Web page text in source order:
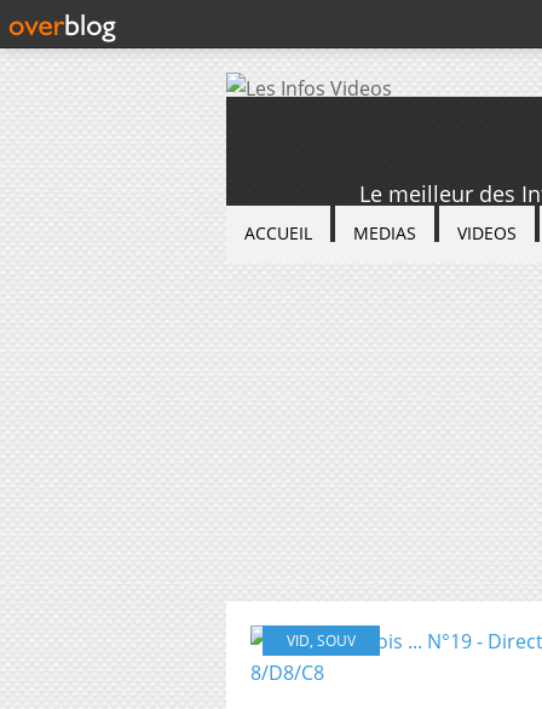
Le meilleur des
ACCUEIL MEDIAS VIDEOS
VID, SOUV